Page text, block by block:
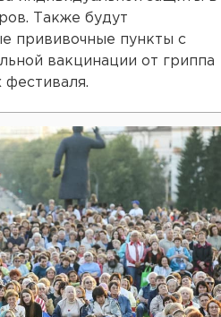
Также будут
прививочные пункты с
вакцинации от гриппа